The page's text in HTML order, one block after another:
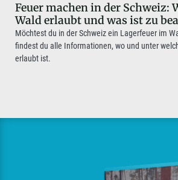
Feuer machen in der Schweiz:
Wald erlaubt und was ist zu
Möchtest du in der Schweiz ein Lagerfeuer im
findest du alle Informationen, wo und unter
erlaubt ist.